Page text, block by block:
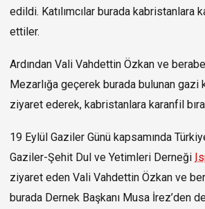
edildi. Katılımcılar burada kabristanlara
ettiler.
Ardından Vali Vahdettin Özkan ve
Mezarlığa geçerek burada bulunan gazi
ziyaret ederek, kabristanlara karanfil
19 Eylül Gaziler Günü kapsamında
Gaziler-Şehit Dul ve Yetimleri Derneği
ziyaret eden Vali Vahdettin Özkan ve
burada Dernek Başkanı Musa İrez’den